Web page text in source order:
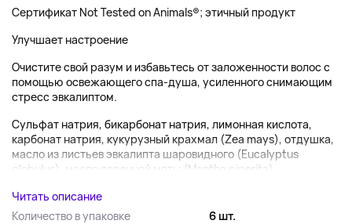
Сертификат Not Tested on Animals®; этичный продукт
Улучшает настроение
Очистите свой разум и избавьтесь от заложенности волос с
помощью освежающего спа-душа, усиленного снимающим
стресс эвкалиптом.
Сульфат натрия, бикарбонат натрия, лимонная кислота,
карбонат натрия, кукурузный крахмал (Zea mays), отдушка,
масло из листьев эвкалипта шаровидного (Eucalyptus
globulus), масло перечной мяты (Mentha piperita),...
Читать описание
Количество в упаковке
6 шт.